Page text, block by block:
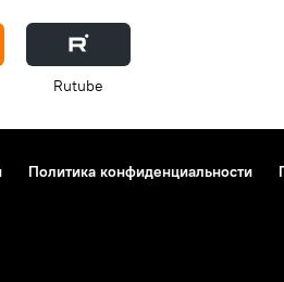
Rutube
Политика конфиденциальности